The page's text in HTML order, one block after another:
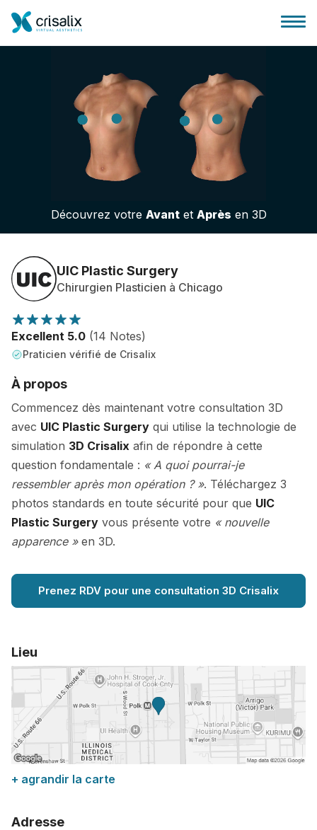
Accueil chirurgiens
Plateforme commerciale 3D
Forfait
Avis des patients
Découvrez votre Avantet Après en 3D
UIC Plastic Surgery
Chirurgien Plasticien à Chicago
Excellent 5.0 (14 Notes)
Praticien vérifié de Crisalix
À propos
Commencez dès maintenant votre consultation 3D
avec UIC Plastic Surgery qui utilise la technologie de
simulation 3D Crisalix afin de répondre à cette
question fondamentale : « A quoi pourrai-je
ressembler après mon opération ? ». Téléchargez 3
photos standards en toute sécurité pour que UIC
Plastic Surgery vous présente votre « nouvelle
apparence »en 3D.
Prenez RDV pour une consultation 3D Crisalix
Lieu
+ agrandir la carte
Adresse